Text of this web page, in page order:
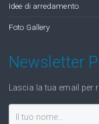
Idee di arredamento
Foto Gallery
Newsletter
Lascia la tua email per